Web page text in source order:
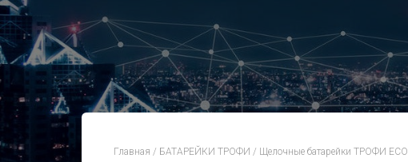
Главная / БАТАРЕЙКИ ТРОФИ / Щелочные батарейки ТРОФИ ECO